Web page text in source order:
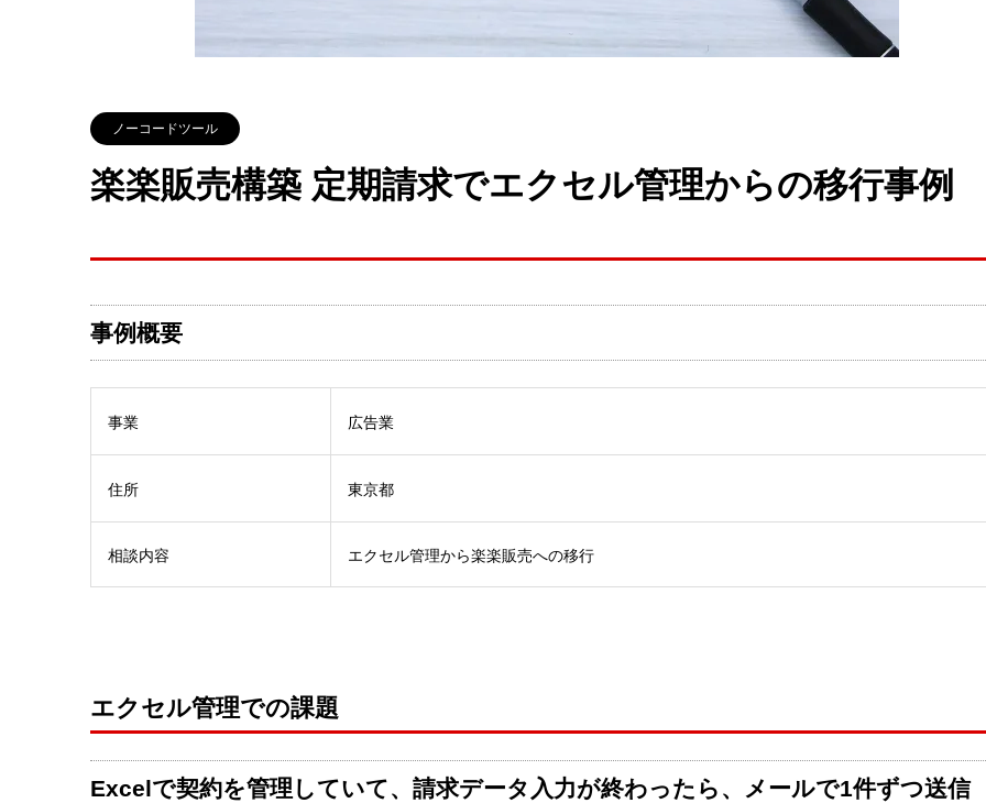
ノーコードツール
楽楽販売構築 定期請求でエクセル管理からの移行事例
事例概要
事業 広告業
住所 東京都
相談内容 エクセル管理から楽楽販売への移行
エクセル管理での課題
Excelで契約を管理していて、請求データ入力が終わったら、メールで1件ずつ送信